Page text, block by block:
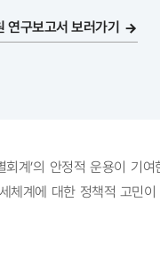
연구보고서 보러가기
계’의 안정적 운용이 기
체계에 대한 정책적 고민